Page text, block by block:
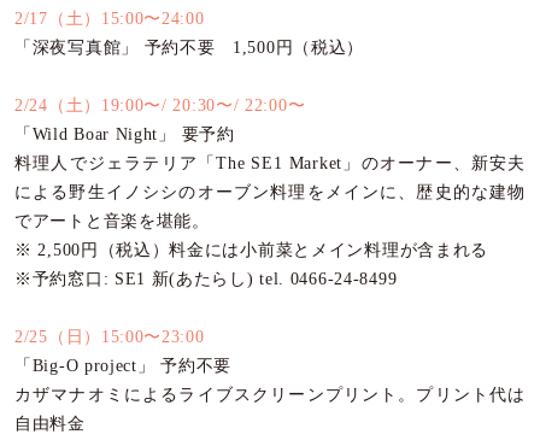
2/17（土）15:00〜24:00
「深夜写真館」 予約不要 1,500円（税込）
2/24（土）19:00〜/ 20:30〜/ 22:00〜
「Wild Boar Night」 要予約
料理人でジェラテリア「The SE1 Market」のオーナー、新安夫
による野生イノシシのオーブン料理をメインに、歴史的な建物
でアートと音楽を堪能。
※ 2,500円（税込）料金には小前菜とメイン料理が含まれる
※予約窓口: SE1 新(あたらし) tel. 0466-24-8499
2/25（日）15:00〜23:00
「Big-O project」 予約不要
カザマナオミによるライブスクリーンプリント。プリント代は
自由料金